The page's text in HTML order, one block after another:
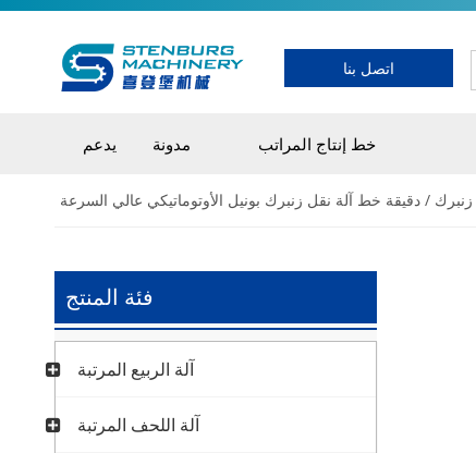
اتصل بنا
خط إنتاج المراتب مدونة يدعم
فئة المنتج
آلة الربيع المرتبة
آلة اللحف المرتبة